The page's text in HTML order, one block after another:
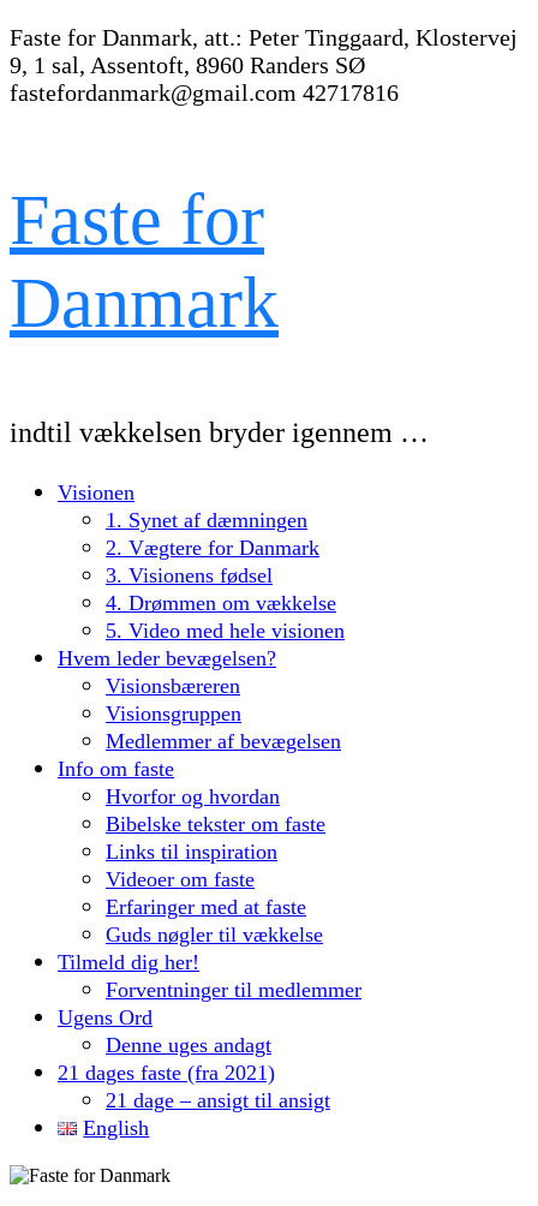
Faste for Danmark, att.: Peter Tinggaard, Klostervej
9, 1 sal, Assentoft, 8960 Randers SØ
fastefordanmark@gmail.com 42717816
Faste for
Danmark
indtil vækkelsen bryder igennem …
Visionen
1. Synet af dæmningen
2. Vægtere for Danmark
3. Visionens fødsel
4. Drømmen om vækkelse
5. Video med hele visionen
Hvem leder bevægelsen?
Visionsbæreren
Visionsgruppen
Medlemmer af bevægelsen
Info om faste
Hvorfor og hvordan
Bibelske tekster om faste
Links til inspiration
Videoer om faste
Erfaringer med at faste
Guds nøgler til vækkelse
Tilmeld dig her!
Forventninger til medlemmer
Ugens Ord
Denne uges andagt
21 dages faste (fra 2021)
21 dage – ansigt til ansigt
English